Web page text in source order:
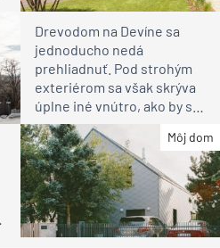
Drevodom na Devíne sa
jednoducho nedá
prehliadnuť. Pod strohým
exteriérom sa však skrýva
úplne iné vnútro, ako by ste
čakali
Môj dom